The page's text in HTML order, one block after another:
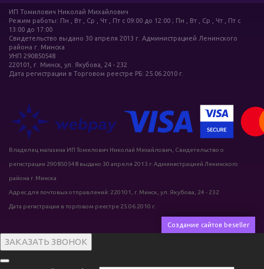
ИП Томилович Николай Михайлович
Режим работы: Пн , Вт , Ср , Чт , Пт c 09:00 до 12:00 ; Пн , Вт , Ср , Чт , Пт c
13:00 до 17:00
Свидетельство выдано 30 апреля 2013 г. Администрацией Ленинского
района г. Минска
УНП 290850548
220101, г. Минск, ул. Якубова, 24 - 232
Дата регистрации в Торговом реестре РБ: 25.06.2010 г.
Владелец магазина ИП Томилович Николай Михайлович, Свидетельство о
регистрации 290850548 выдано 30 апреля 2013 г. Администрацией Ленинского
района г. Минска
Адрес для почтовых отправлений: 220101, г. Минск, ул. Якубова, 24 - 232
Дата регистрации в торговом реестре 25.06.2010 г.
Создание сайтов beseller
ЗАКАЗАТЬ ЗВОНОК